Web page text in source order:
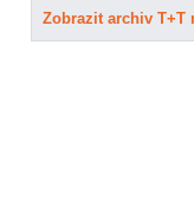
Zobrazit archiv T+T